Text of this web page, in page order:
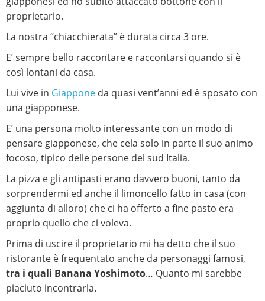
proprietario.
La nostra “chiacchierata” è durata circa 3 ore.
E’ sempre bello raccontare e raccontarsi quando si è
così lontani da casa.
Lui vive in Giappone da quasi vent’anni ed è sposato con
una giapponese.
E’ una persona molto interessante con un modo di
pensare giapponese, che cela solo in parte il suo animo
focoso, tipico delle persone del sud Italia.
La pizza e gli antipasti erano davvero buoni, tanto da
sorprendermi ed anche il limoncello fatto in casa (con
aggiunta di alloro) che ci ha offerto a fine pasto era
proprio quello che ci voleva.
Prima di uscire il proprietario mi ha detto che il suo
ristorante è frequentato anche da personaggi famosi,
tra i quali Banana Yoshimoto… Quanto mi sarebbe
piaciuto incontrarla.